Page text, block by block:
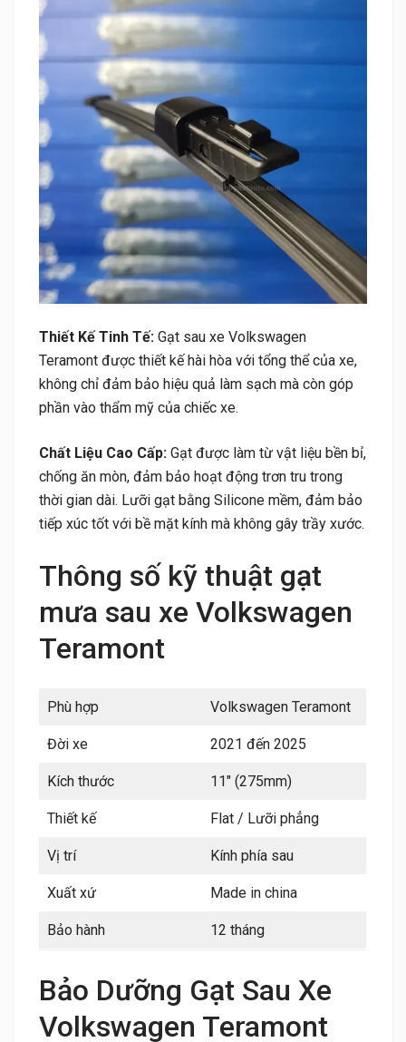
Thiết Kế Tinh Tế: Gạt sau xe Volkswagen
Teramont được thiết kế hài hòa với tổng thể của xe,
không chỉ đảm bảo hiệu quả làm sạch mà còn góp
phần vào thẩm mỹ của chiếc xe.
Chất Liệu Cao Cấp: Gạt được làm từ vật liệu bền bỉ,
chống ăn mòn, đảm bảo hoạt động trơn tru trong
thời gian dài. Lưỡi gạt bằng Silicone mềm, đảm bảo
tiếp xúc tốt với bề mặt kính mà không gây trầy xước.
Thông số kỹ thuật gạt
mưa sau xe Volkswagen
Teramont
Phù hợp Volkswagen Teramont
Đời xe 2021 đến 2025
Kích thước 11″ (275mm)
Thiết kế Flat / Lưỡi phẳng
Vị trí Kính phía sau
Xuất xứ Made in china
Bảo hành 12 tháng
Bảo Dưỡng Gạt Sau Xe
Volkswagen Teramont